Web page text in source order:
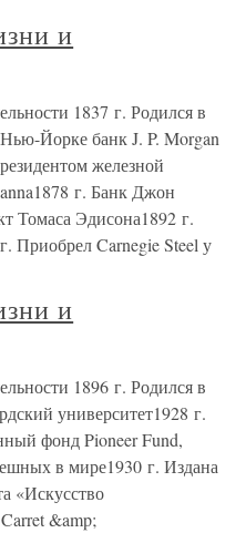
и
1837 г. Родился в
Йорке банк J. P. Morgan
железной
г. Банк Джон
Томаса Эдисона1892 г.
Приобрел Carnegie Steel у
и
1896 г. Родился в
университет1928 г.
фонд Pioneer Fund,
в мире1930 г. Издана
«Искусство
&amp;